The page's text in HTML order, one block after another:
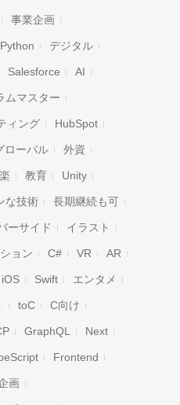
事業企画
Python デジタル
Salesforce AI
ムマスター
ィング HubSpot
ローバル 外資
教育 Unity
な技術 長期継続も可
ーサイド イラスト
ョン C# VR AR
iOS Swift エンタメ
toC C向け
GraphQL Next
Frontend
画